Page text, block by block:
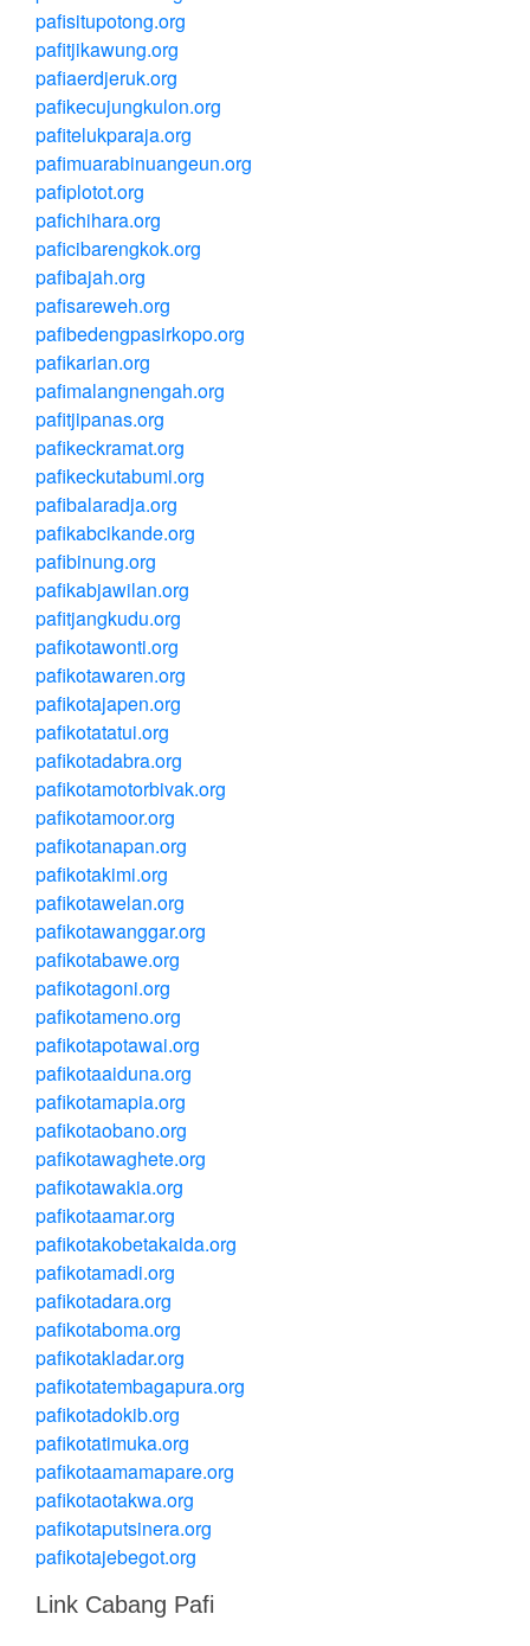
pafisitupotong.org
pafitjikawung.org
pafiaerdjeruk.org
pafikecujungkulon.org
pafitelukparaja.org
pafimuarabinuangeun.org
pafiplotot.org
pafichihara.org
paficibarengkok.org
pafibajah.org
pafisareweh.org
pafibedengpasirkopo.org
pafikarian.org
pafimalangnengah.org
pafitjipanas.org
pafikeckramat.org
pafikeckutabumi.org
pafibalaradja.org
pafikabcikande.org
pafibinung.org
pafikabjawilan.org
pafitjangkudu.org
pafikotawonti.org
pafikotawaren.org
pafikotajapen.org
pafikotatatui.org
pafikotadabra.org
pafikotamotorbivak.org
pafikotamoor.org
pafikotanapan.org
pafikotakimi.org
pafikotawelan.org
pafikotawanggar.org
pafikotabawe.org
pafikotagoni.org
pafikotameno.org
pafikotapotawai.org
pafikotaaiduna.org
pafikotamapia.org
pafikotaobano.org
pafikotawaghete.org
pafikotawakia.org
pafikotaamar.org
pafikotakobetakaida.org
pafikotamadi.org
pafikotadara.org
pafikotaboma.org
pafikotakladar.org
pafikotatembagapura.org
pafikotadokib.org
pafikotatimuka.org
pafikotaamamapare.org
pafikotaotakwa.org
pafikotaputsinera.org
pafikotajebegot.org
Link Cabang Pafi